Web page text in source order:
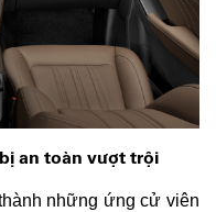
an toàn vượt trội
những ứng cử viên